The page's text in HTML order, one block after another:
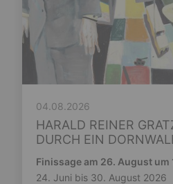
04.08.2026
HARALD REINER
DURCH EIN
Finissage am 26. August um
24. Juni bis 30. August 2026